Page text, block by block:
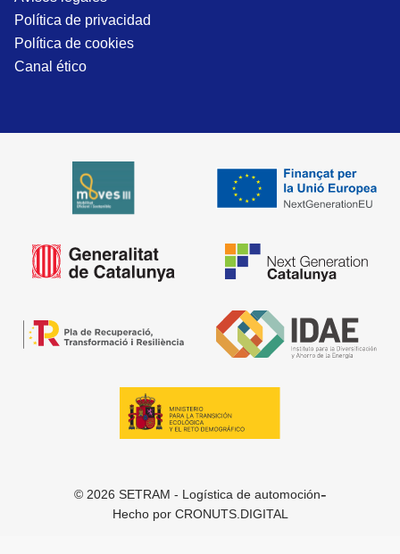
Política de privacidad
Política de cookies
Canal ético
© 2026 SETRAM - Logística de automoción-
Hecho por CRONUTS.DIGITAL